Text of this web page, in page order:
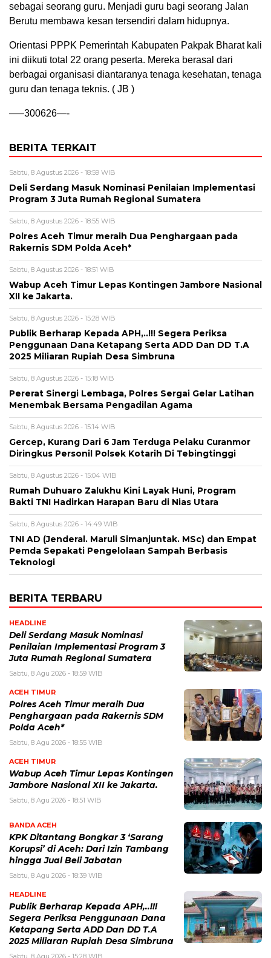
sebagai seorang guru. Menjadi guru bagi seorang Jalan
Berutu membawa kesan tersendiri dalam hidupnya.
Orientasi PPPK Pemerintah Kabupaten Pakpak Bharat kali
ini diikuti total 22 orang peserta. Mereka berasal dari
berbagai organisasi diantaranya tenaga kesehatan, tenaga
guru dan tenaga teknis. ( JB )
—–300626—-
BERITA TERKAIT
Sabtu, 8 Agustus 2026 - 18:59 WIB
Deli Serdang Masuk Nominasi Penilaian Implementasi
Program 3 Juta Rumah Regional Sumatera
Sabtu, 8 Agustus 2026 - 18:55 WIB
Polres Aceh Timur meraih Dua Penghargaan pada
Rakernis SDM Polda Aceh*
Sabtu, 8 Agustus 2026 - 18:51 WIB
Wabup Aceh Timur Lepas Kontingen Jambore Nasional
XII ke Jakarta.
Sabtu, 8 Agustus 2026 - 15:28 WIB
Publik Berharap Kepada APH,..!!! Segera Periksa
Penggunaan Dana Ketapang Serta ADD Dan DD T.A
2025 Miliaran Rupiah Desa Simbruna
Sabtu, 8 Agustus 2026 - 15:18 WIB
Pererat Sinergi Lembaga, Polres Sergai Gelar Latihan
Menembak Bersama Pengadilan Agama
Sabtu, 8 Agustus 2026 - 15:14 WIB
Gercep, Kurang Dari 6 Jam Terduga Pelaku Curanmor
Diringkus Personil Polsek Kotarih Di Tebingtinggi
Sabtu, 8 Agustus 2026 - 15:04 WIB
Rumah Duhuaro Zalukhu Kini Layak Huni, Program
Bakti TNI Hadirkan Harapan Baru di Nias Utara
Sabtu, 8 Agustus 2026 - 14:49 WIB
TNI AD (Jenderal. Maruli Simanjuntak. MSc) dan Empat
Pemda Sepakati Pengelolaan Sampah Berbasis
Teknologi
BERITA TERBARU
HEADLINE
Deli Serdang Masuk Nominasi
Penilaian Implementasi Program 3
Juta Rumah Regional Sumatera
Sabtu, 8 Agu 2026 - 18:59 WIB
ACEH TIMUR
Polres Aceh Timur meraih Dua
Penghargaan pada Rakernis SDM
Polda Aceh*
Sabtu, 8 Agu 2026 - 18:55 WIB
ACEH TIMUR
Wabup Aceh Timur Lepas Kontingen
Jambore Nasional XII ke Jakarta.
Sabtu, 8 Agu 2026 - 18:51 WIB
BANDA ACEH
KPK Ditantang Bongkar 3 ‘Sarang
Korupsi’ di Aceh: Dari Izin Tambang
hingga Jual Beli Jabatan
Sabtu, 8 Agu 2026 - 18:39 WIB
HEADLINE
Publik Berharap Kepada APH,..!!!
Segera Periksa Penggunaan Dana
Ketapang Serta ADD Dan DD T.A
2025 Miliaran Rupiah Desa Simbruna